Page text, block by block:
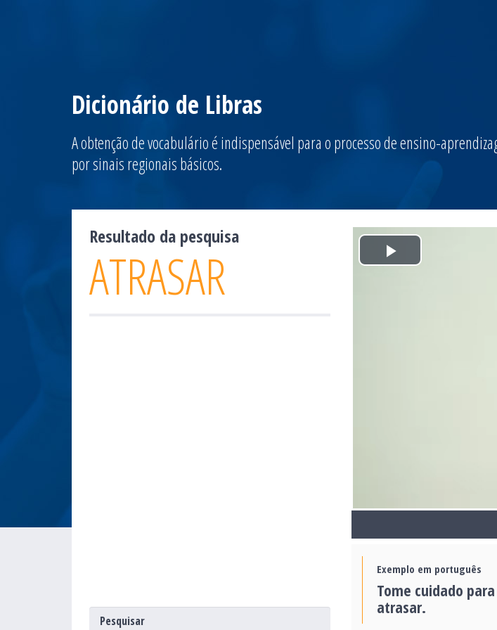
Dicionário de Libras
A obtenção de vocabulário é indispensável para o processo de ensino-
por sinais regionais básicos.
Play
Exemplo em português
Tome cuidado
atrasar.
Resultado da pesquisa
ATRASAR